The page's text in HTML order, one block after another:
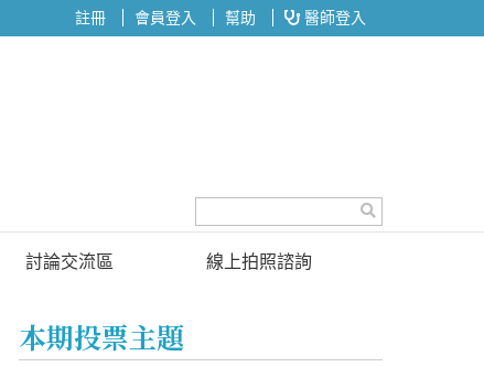
註冊 會員登入 幫助 醫師登入
討論交流區
投票區
線上拍照諮詢
本期投票主題